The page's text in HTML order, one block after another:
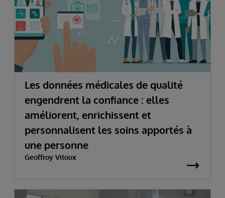
Les données médicales de qualité
engendrent la confiance : elles
améliorent, enrichissent et
personnalisent les soins apportés à
une personne
Geoffroy Vitoux